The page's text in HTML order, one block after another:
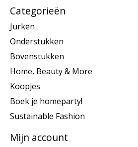
Categorieën
Jurken
Onderstukken
Bovenstukken
Home, Beauty & More
Koopjes
Boek je homeparty!
Sustainable Fashion
Mijn account